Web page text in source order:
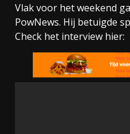
Vlak voor het weekend
PowNews. Hij betuigde
Check het interview hier: